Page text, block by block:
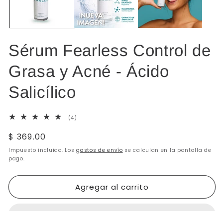
Sérum Fearless Control de
Grasa y Acné - Ácido
Salicílico
(4)
Precio
habitual
$ 369.00
Impuesto incluido. Losgastos de envío se calculan en la pantalla de
pago.
Agregar al carrito